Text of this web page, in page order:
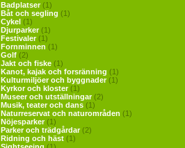
Badplatser(1)
Båt och segling (1)
Cykel (1)
Djurparker(1)
Festivaler(1)
Fornminnen (1)
Golf (2)
Jakt och fiske (1)
Kanot, kajak och forsränning (1)
Kulturmiljöer och byggnader(1)
Kyrkor och kloster(1)
Museer och utställningar(2)
Musik, teater och dans (1)
Naturreservat och naturområden (1)
Nöjesparker(1)
Parker och trädgårdar(2)
Ridning och häst (1)